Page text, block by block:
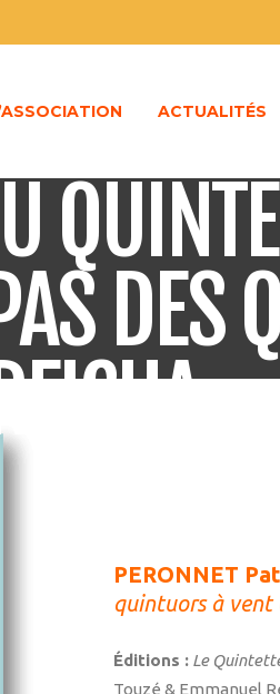
ACTUALITÉS
DES
PERONNET
quintuors à vent
Éditions : Le
Touzé & Emmanuel